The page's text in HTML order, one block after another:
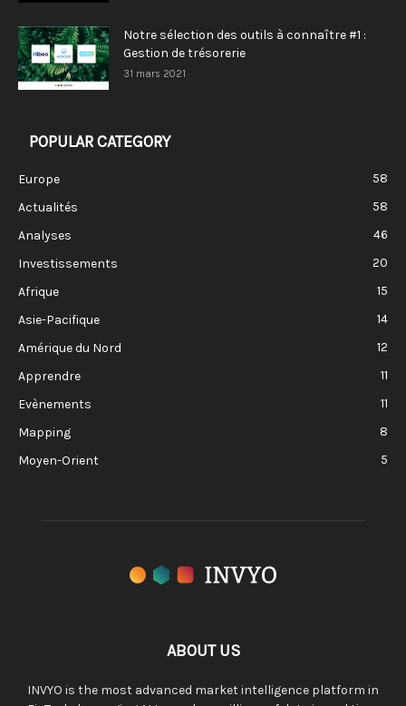
Notre sélection des outils à connaître #1 :
Gestion de trésorerie
31 mars 2021
POPULAR CATEGORY
Europe
58
Actualités
58
Analyses
46
Investissements
20
Afrique
15
Asie-Pacifique
14
Amérique du Nord
12
Apprendre
11
Evènements
11
Mapping
8
Moyen-Orient
5
ABOUT US
INVYO is the most advanced market intelligence platform in